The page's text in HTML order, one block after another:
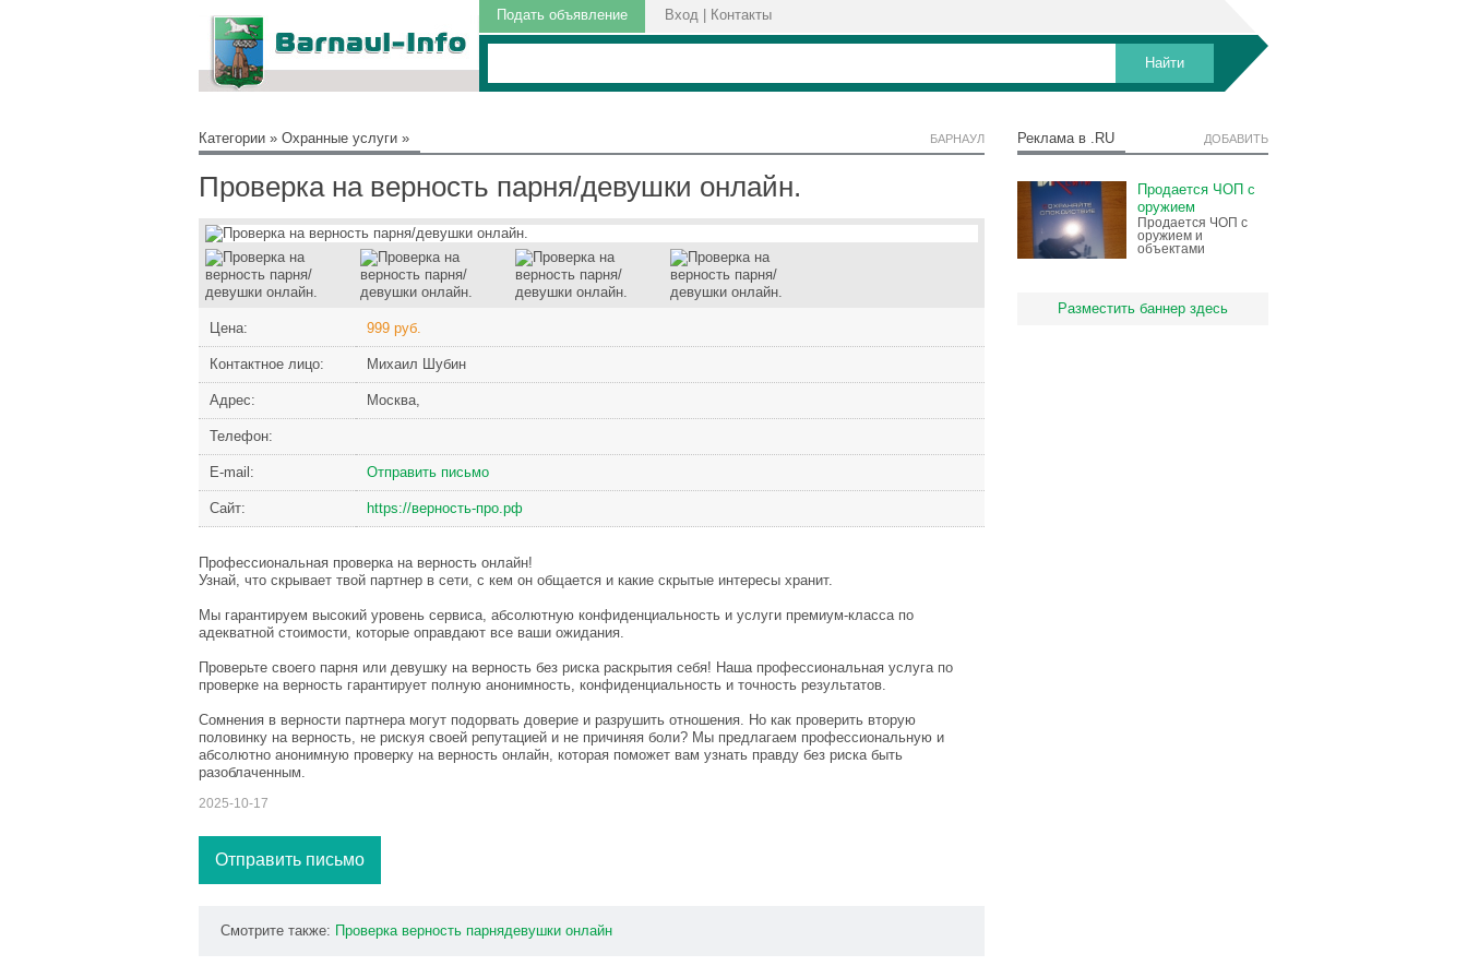
Подать объявление Вход Контакты
Категории » Охранные услуги » БАРНАУЛ
Проверка на верность парня/девушки онлайн.
Цена: 999 руб.
Контактное лицо: Михаил Шубин
Адрес: Москва,
Телефон:
Е-mail: Отправить письмо
Сайт: https://верность-про.рф
Профессиональная проверка на верность онлайн!
Узнай, что скрывает твой партнер в сети, с кем он общается и какие скрытые интересы хранит.
Мы гарантируем высокий уровень сервиса, абсолютную конфиденциальность и услуги премиум-класса по
адекватной стоимости, которые оправдают все ваши ожидания.
Проверьте своего парня или девушку на верность без риска раскрытия себя! Наша профессиональная услуга по
проверке на верность гарантирует полную анонимность, конфиденциальность и точность результатов.
Сомнения в верности партнера могут подорвать доверие и разрушить отношения. Но как проверить вторую
половинку на верность, не рискуя своей репутацией и не причиняя боли? Мы предлагаем профессиональную и
абсолютно анонимную проверку на верность онлайн, которая поможет вам узнать правду без риска быть
разоблаченным.
2025-10-17
Отправить письмо
Смотрите также: Проверка верность парнядевушки онлайн
Реклама в .RU ДОБАВИТЬ
Продается ЧОП с
оружием
Продается ЧОП с
оружием и
объектами
Разместить баннер здесь